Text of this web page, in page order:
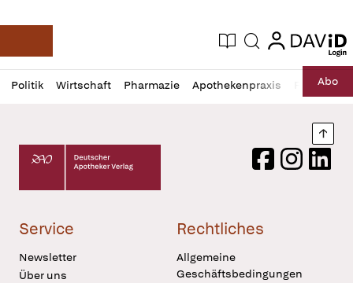
Deutsche Apotheker Zeitung
Aktuelle Ausgabe
Suche login
login
Politik Wirtschaft Pharmazie Apothekenpraxis RechtAbo
Profil
öffnen
Daz
Pur
Deutscher Apotheker Verlag Logo
FacebookInstagram
Service
Newsletter
Über uns
Rechtliches
Allgemeine
Geschäftsbedingungen